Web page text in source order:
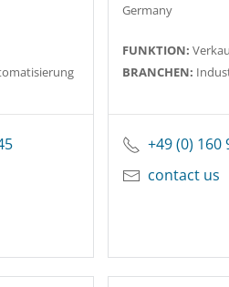
Germany
FUNKTION:
BRANCHEN:
+49 (0) 160
contact us